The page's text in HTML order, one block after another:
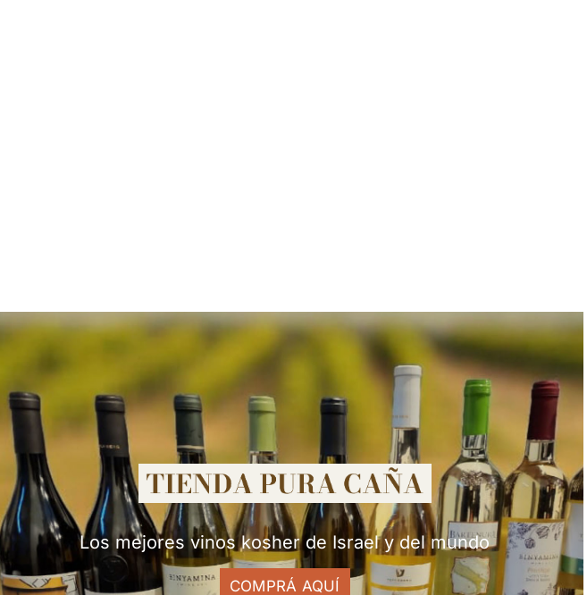
Los mejores vinos kosher de Israel y del mundo
COMPRÁ AQUÍ